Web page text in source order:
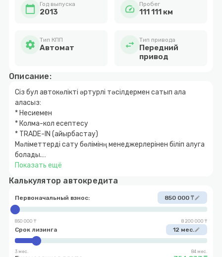
calendar_today Год выпуска
2013 speed Пробег
111 111 км
settings Тип КПП
Автомат swap_horiz Тип привода
Передний
привод
Описание:
Сіз бул автокөлікті әртурлі тәсілдермен сатып ала
аласыз:
* Несиемен
* Колма-кол есептесу
* TRADE-IN (айырбастау)
Мәліметтерді сату бөлімінң менеджерлерінен біліп алуга
болады.
способами:
* Автокредит
* Наличный расчет
* TRADE-IN (обмен)
* Первоначальный взнос 10%
Показать ещё
Калькулятор автокредита
Первоначальный взнос: 850 000 ₸edit
850 000 ₸ 8 200 000 ₸
Срок лизинга 12 мес.edit
3 мес. 84 мес.